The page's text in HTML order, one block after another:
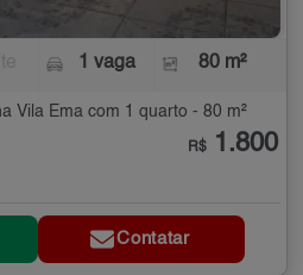
1 vaga 80 m²
Vila Ema com 1 quarto - 80 m²
R$ 1.800
Contatar